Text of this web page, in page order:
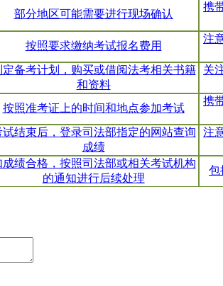
部分地区可能需要进行现场确认
携
按照要求缴纳考试报名费用
注
定备考计划，购买或借阅法考相关书籍
和资料
关
按照准考证上的时间和地点参加考试
携
试结束后，登录司法部指定的网站查询
成绩
注
成绩合格，按照司法部或相关考试机构
的通知进行后续处理
包